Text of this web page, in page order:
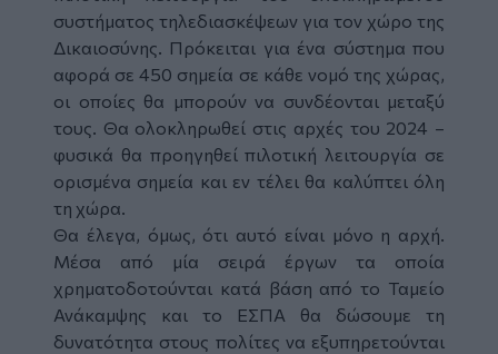
συστήματος τηλεδιασκέψεων για τον χώρο της
Δικαιοσύνης. Πρόκειται για ένα σύστημα που
αφορά σε 450 σημεία σε κάθε νομό της χώρας,
οι οποίες θα μπορούν να συνδέονται μεταξύ
τους. Θα ολοκληρωθεί στις αρχές του 2024 –
φυσικά θα προηγηθεί πιλοτική λειτουργία σε
ορισμένα σημεία και εν τέλει θα καλύπτει όλη
τη χώρα.
Θα έλεγα, όμως, ότι αυτό είναι μόνο η αρχή.
Μέσα από μία σειρά έργων τα οποία
χρηματοδοτούνται κατά βάση από το Ταμείο
Ανάκαμψης και το ΕΣΠΑ θα δώσουμε τη
δυνατότητα στους πολίτες να εξυπηρετούνται